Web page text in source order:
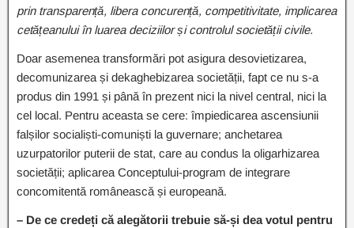
prin transparență, libera concurență, competitivitate, implicarea
cetățeanului în luarea deciziilor și controlul societății civile.
Doar asemenea transformări pot asigura desovietizarea,
decomunizarea și dekaghebizarea societății, fapt ce nu s-a
produs din 1991 și până în prezent nici la nivel central, nici la
cel local. Pentru aceasta se cere: împiedicarea ascensiunii
falșilor socialiști-comuniști la guvernare; anchetarea
uzurpatorilor puterii de stat, care au condus la oligarhizarea
societății; aplicarea Conceptului-program de integrare
concomitentă românească și europeană.
– De ce credeți că alegătorii trebuie să-și dea votul pentru